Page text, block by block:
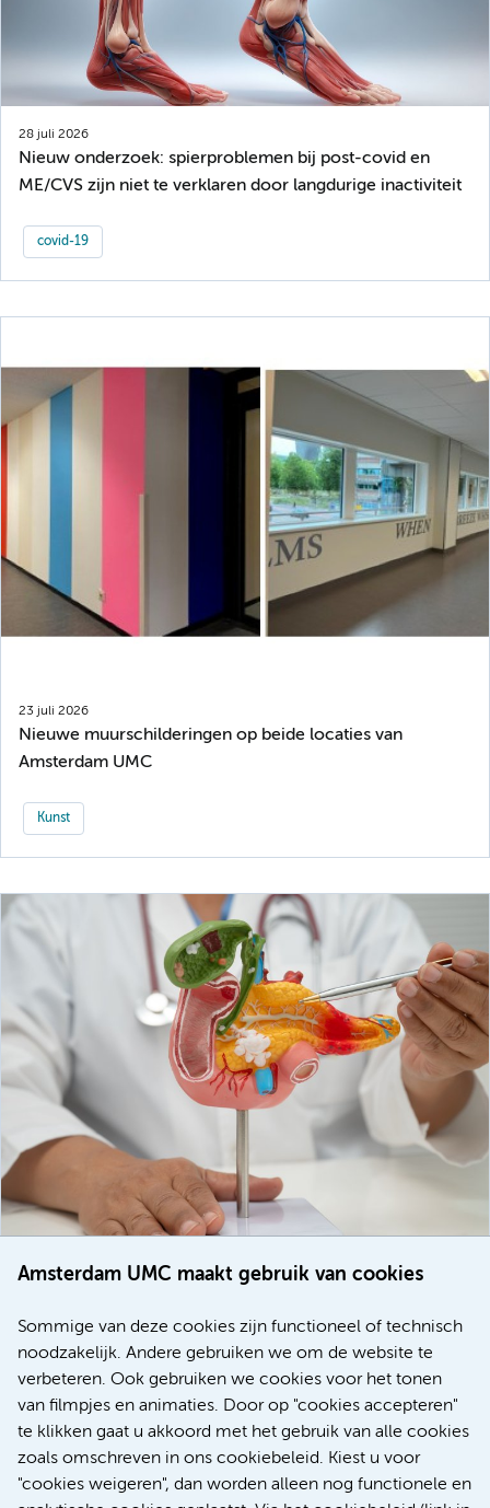
Amsterdam UMC maakt gebruik van cookies
Sommige van deze cookies zijn functioneel of technisch
noodzakelijk. Andere gebruiken we om de website te
verbeteren. Ook gebruiken we cookies voor het tonen
van filmpjes en animaties. Door op "cookies accepteren"
te klikken gaat u akkoord met het gebruik van alle cookies
zoals omschreven in ons cookiebeleid. Kiest u voor
"cookies weigeren", dan worden alleen nog functionele en
28 juli 2026
Nieuw onderzoek: spierproblemen bij post-covid en
ME/CVS zijn niet te verklaren door langdurige inactiviteit
covid-19
23 juli 2026
Nieuwe muurschilderingen op beide locaties van
Amsterdam UMC
Kunst
voor patiënten met alvleesklierkanker verbeteren
Meer